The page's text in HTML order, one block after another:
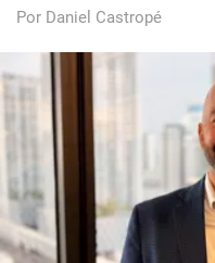
Por Daniel Castropé